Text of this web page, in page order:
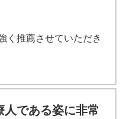
く推薦させていただき
人である姿に非常